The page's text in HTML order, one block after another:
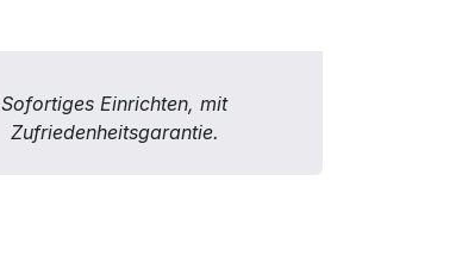
Sofortiges Einrichten, mit
Zufriedenheitsgarantie.